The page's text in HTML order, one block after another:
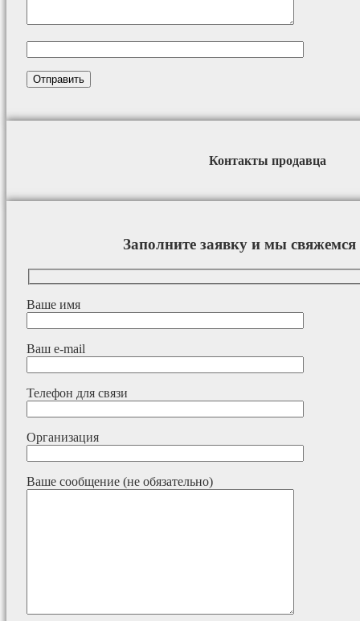
Контакты продавца
Заполните заявку и мы
Ваше имя
Ваш e-mail
Телефон для связи
Организация
Ваше сообщение (не обязательно)